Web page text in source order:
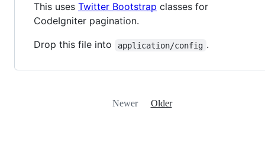
This uses Twitter Bootstrap classes for
CodeIgniter pagination.
Drop this file into
application/config .
Newer Older